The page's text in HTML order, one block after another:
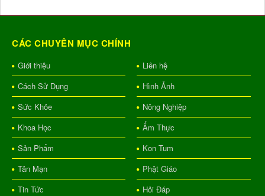
CÁC CHUYÊN MỤC CHÍNH
Giới thiệu
Liên hệ
Cách Sử Dụng
Hình Ảnh
Sức Khỏe
Nông Nghiệp
Khoa Học
Ẩm Thực
Sản Phẩm
Kon Tum
Tản Mạn
Phật Giáo
Tin Tức
Hỏi Đáp